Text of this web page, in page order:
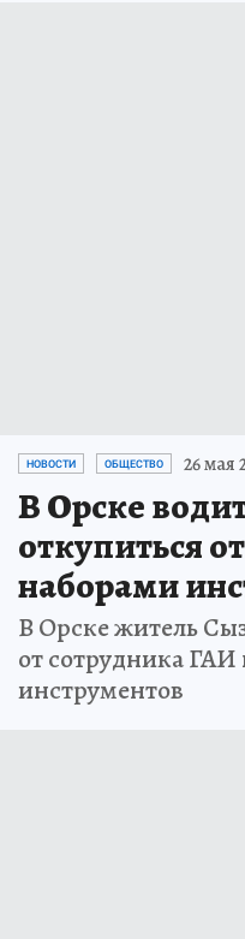
НОВОСТИ ОБЩЕСТВО 26 мая
В Орске
откупиться
наборами
В Орске житель
от сотрудника
инструментов